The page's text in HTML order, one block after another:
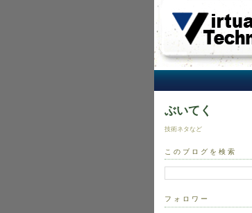
ぶいてく
技術ネタなど
このブログを検索
フォロワー